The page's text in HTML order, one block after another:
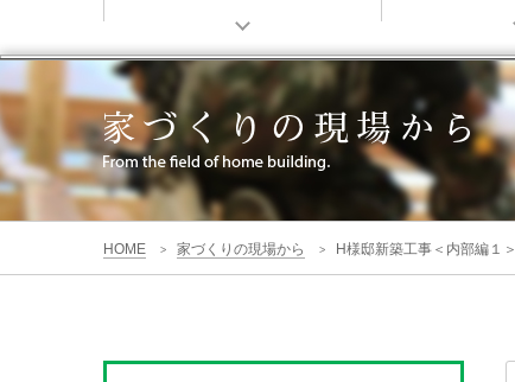
HOME > 家づくりの現場から > H様邸新築工事＜内部編１＞